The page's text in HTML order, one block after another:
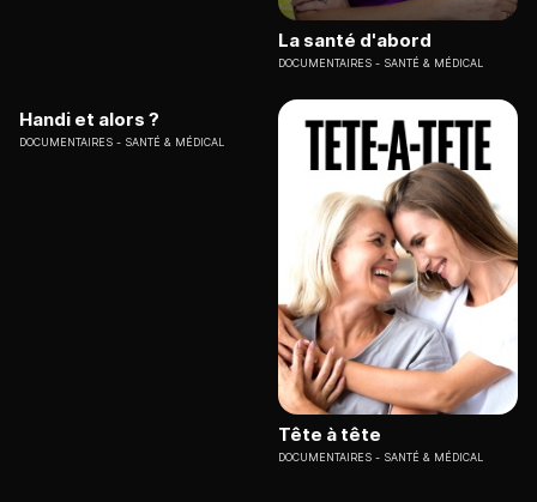
La santé d'abord
DOCUMENTAIRES SANTÉ & MÉDICAL
Handi et alors ?
DOCUMENTAIRES SANTÉ & MÉDICAL
Tête à tête
DOCUMENTAIRES SANTÉ & MÉDICAL